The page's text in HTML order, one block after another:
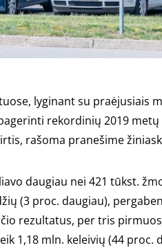
lyginant su praėjusiais
rekordinių 2019
rašoma pranešime
daugiau nei 421 tūkst.
(3 proc. daugiau),
rezultatus, per tris
1,18 mln. keleivių (44 proc.